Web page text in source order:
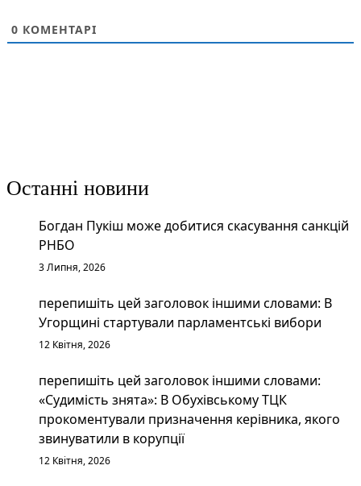
0 КОМЕНТАРІ
Останні новини
Богдан Пукіш може добитися скасування санкцій
РНБО
3 Липня, 2026
перепишіть цей заголовок іншими словами: В
Угорщині стартували парламентські вибори
12 Квітня, 2026
перепишіть цей заголовок іншими словами:
«Судимість знята»: В Обухівському ТЦК
прокоментували призначення керівника, якого
звинуватили в корупції
12 Квітня, 2026